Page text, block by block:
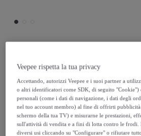
Primadonna
Sandali cage neri in pelle
tacco 8 cm
49,99 €
Veepee rispetta la tua privacy
Accettando, autorizzi Veepee e i suoi partner a
o altri identificatori come SDK, di seguito "Cookie")
personali (come i dati di navigazione, i dati degli
nel tuo account membro) al fine di offrirti pubblicità
schermo della tua TV) e misurarne le prestazioni,
sull'attività di vendita e a fini di lotta contro le frodi.
diversi usi cliccando su "Configurare" o rifiutare